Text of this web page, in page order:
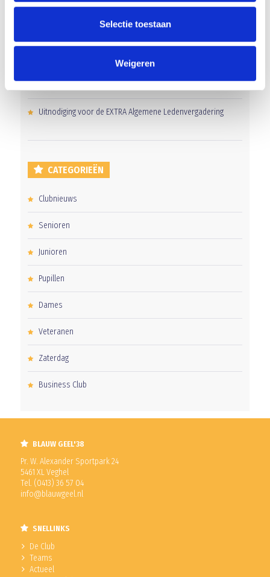
Selectie toestaan
Weigeren
‘Méér kansen voor de eigen jeugd’
Overwinning op Mierlo Hout
Uitnodiging voor de EXTRA Algemene Ledenvergadering
CATEGORIEËN
Clubnieuws
Senioren
Junioren
Pupillen
Dames
Veteranen
Zaterdag
Business Club
BLAUW GEEL'38
Pr. W. Alexander Sportpark 24
5461 XL Veghel
Tel. (0413) 36 57 04
info@blauwgeel.nl
SNELLINKS
De Club
Teams
Actueel